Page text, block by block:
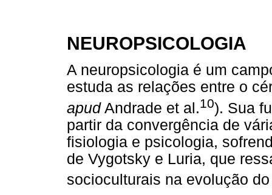
NEUROPSICOLOGIA
A neuropsicologia é um
estuda as relações entre o
apudAndrade et al.10). Sua
partir da convergência de
fisiologia e psicologia,
de Vygotsky e Luria, que
socioculturais na evolução